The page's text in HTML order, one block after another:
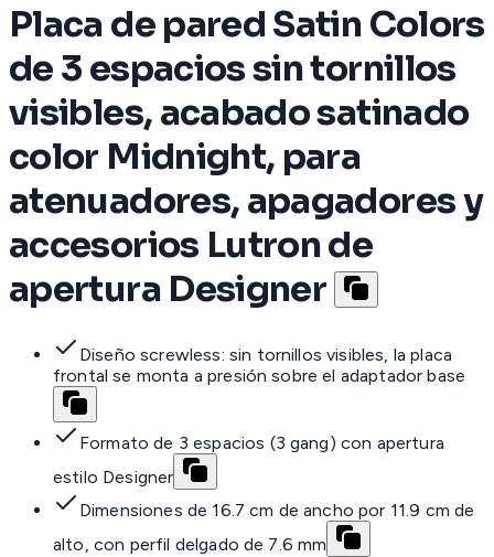
Placa de pared Satin Colors
de 3 espacios sin tornillos
visibles, acabado satinado
color Midnight, para
atenuadores, apagadores y
accesorios Lutron de
apertura Designer
Diseño screwless: sin tornillos visibles, la placa
frontal se monta a presión sobre el adaptador base
Formato de 3 espacios (3 gang) con apertura
estilo Designer
Dimensiones de 16.7 cm de ancho por 11.9 cm de
alto, con perfil delgado de 7.6 mm